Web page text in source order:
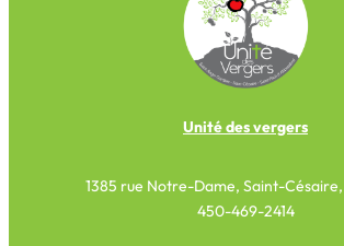
Unité des vergers
1385 rue Notre-Dame, Saint-
450-469-2414